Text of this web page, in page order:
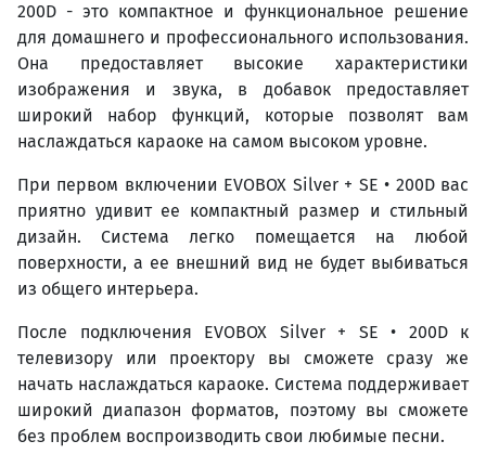
200D - это компактное и функциональное решение
для домашнего и профессионального использования.
Она предоставляет высокие характеристики
изображения и звука, в добавок предоставляет
широкий набор функций, которые позволят вам
наслаждаться караоке на самом высоком уровне.
При первом включении EVOBOX Silver + SE • 200D вас
приятно удивит ее компактный размер и стильный
дизайн. Система легко помещается на любой
поверхности, а ее внешний вид не будет выбиваться
из общего интерьера.
После подключения EVOBOX Silver + SE • 200D к
телевизору или проектору вы сможете сразу же
начать наслаждаться караоке. Система поддерживает
широкий диапазон форматов, поэтому вы сможете
без проблем воспроизводить свои любимые песни.